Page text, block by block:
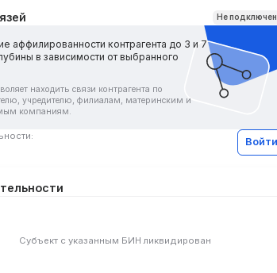
Не
аффилированности контрагента до 3 и 7
в зависимости от выбранного
находить связи контрагента по
учредителю, филиалам, материнским и
компаниям.
Войти
Субъект с указанным БИН ликвидирован